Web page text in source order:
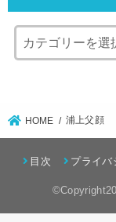
HOME 浦上父顔
目次 プライバ